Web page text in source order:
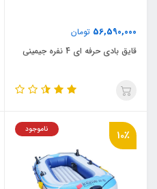
56,590,000 تومان
قایق بادی حرفه ای 4 نفره جیمینی
10٪ ناموجود